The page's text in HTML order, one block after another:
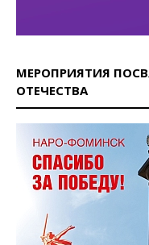
МЕРОПРИЯТИЯ
ОТЕЧЕСТВА